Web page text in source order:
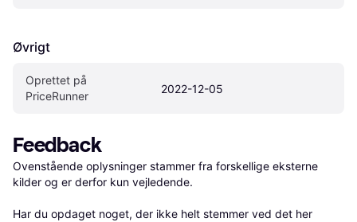
Øvrigt
Oprettet på
PriceRunner
2022-12-05
Feedback
Ovenstående oplysninger stammer fra forskellige eksterne
kilder og er derfor kun vejledende.
Har du opdaget noget, der ikke helt stemmer ved det her